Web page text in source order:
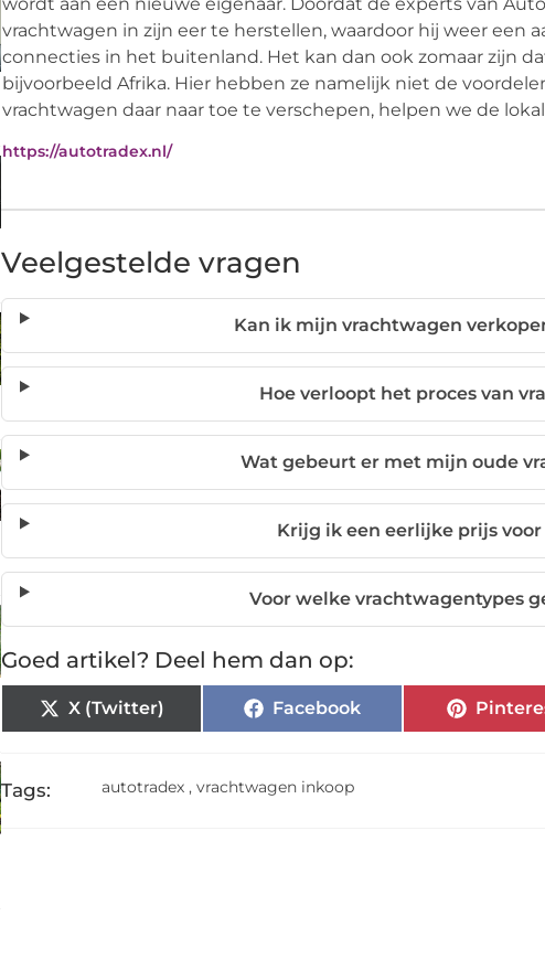
vrachtwagen in zijn eer te herstellen, waardoor hij weer een
connecties in het buitenland. Het kan dan ook zomaar zijn
bijvoorbeeld Afrika. Hier hebben ze namelijk niet de
vrachtwagen daar naar toe te verschepen, helpen we de
https://autotradex.nl/
Veelgestelde vragen
Kan ik mijn vrachtwagen
Hoe verloopt het proces van
Wat gebeurt er met mijn oude
Krijg ik een eerlijke prijs
Voor welke vrachtwagentypes
Goed artikel? Deel hem dan op:
X (Twitter) Facebook
Tags: autotradex , vrachtwagen inkoop